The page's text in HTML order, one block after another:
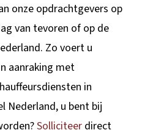
onze opdrachtgevers op
van tevoren of op de
Zo voert u
aanraking met
in
Nederland, u bent bij
Solliciteer direct